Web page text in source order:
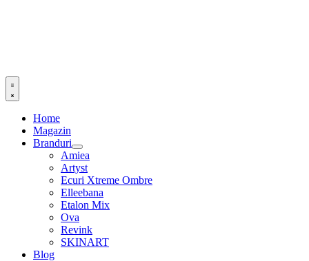
Home
Magazin
Branduri
Amiea
Artyst
Ecuri Xtreme Ombre
Elleebana
Etalon Mix
Ova
Revink
SKINART
Blog